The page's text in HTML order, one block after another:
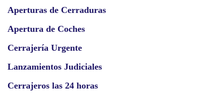
Aperturas de Cerraduras
Apertura de Coches
Cerrajería Urgente
Lanzamientos Judiciales
Cerrajeros las 24 horas